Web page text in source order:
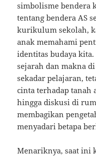
simbolisme bendera
tentang bendera AS
kurikulum sekolah,
anak memahami
identitas budaya
sejarah dan makna
sekadar pelajaran,
cinta terhadap tanah
hingga diskusi di
membagikan
menyadari betapa
Menariknya, saat ini